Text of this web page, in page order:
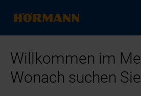
Willkommen im
Wonach suchen